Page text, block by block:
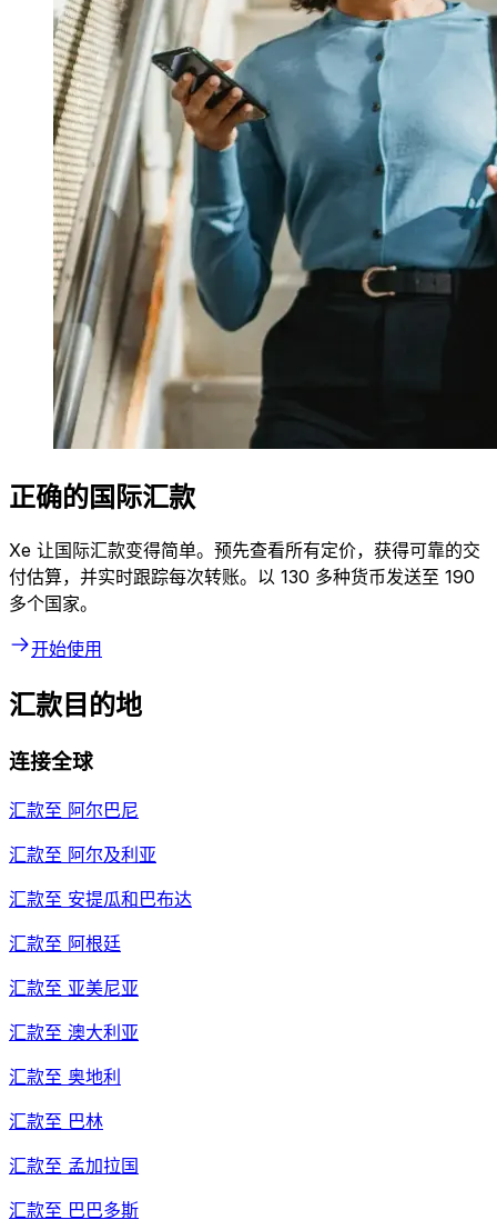
正确的国际汇款
Xe 让国际汇款变得简单。预先查看所有定价，获得可靠的交
付估算，并实时跟踪每次转账。以 130 多种货币发送至 190
多个国家。
开始使用
汇款目的地
连接全球
汇款至 阿尔巴尼
汇款至 阿尔及利亚
汇款至 安提瓜和巴布达
汇款至 阿根廷
汇款至 亚美尼亚
汇款至 澳大利亚
汇款至 奥地利
汇款至 巴林
汇款至 孟加拉国
汇款至 巴巴多斯